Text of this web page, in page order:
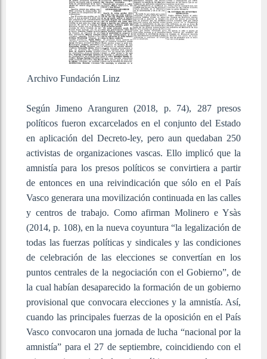
Archivo Fundación Linz
Según Jimeno Aranguren (2018, p. 74), 287 presos
políticos fueron excarcelados en el conjunto del Estado
en aplicación del Decreto-ley, pero aun quedaban 250
activistas de organizaciones vascas. Ello implicó que la
amnistía para los presos políticos se convirtiera a partir
de entonces en una reivindicación que sólo en el País
Vasco generara una movilización continuada en las calles
y centros de trabajo. Como afirman Molinero e Ysàs
(2014, p. 108), en la nueva coyuntura “la legalización de
todas las fuerzas políticas y sindicales y las condiciones
de celebración de las elecciones se convertían en los
puntos centrales de la negociación con el Gobierno”, de
la cual habían desaparecido la formación de un gobierno
provisional que convocara elecciones y la amnistía. Así,
cuando las principales fuerzas de la oposición en el País
Vasco convocaron una jornada de lucha “nacional por la
amnistía” para el 27 de septiembre, coincidiendo con el